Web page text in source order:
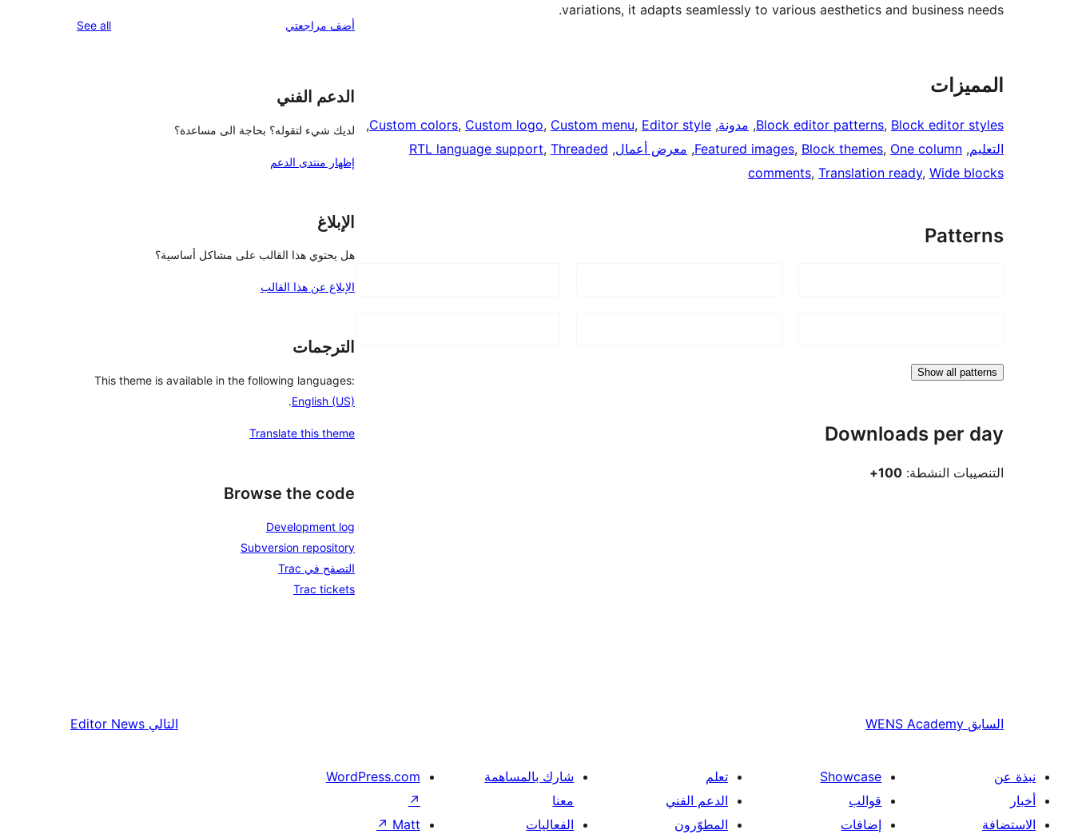
variations, it adapts seamlessly to various aesthetics and business needs.
المميزات
Block editor patterns, Block editor styles
, مدونة,
Custom colors, Custom logo, Custom menu, Editor style
,
التعليم,
Featured images, Block themes, One column
, معرض أعمال,
RTL language support, Threaded
comments, Translation ready, Wide blocks
Patterns
Show all patterns
Downloads per day
التنصيبات النشطة: 100+
أضف مراجعتي See all
الدعم الفني
لديك شيء لتقوله؟ بحاجة الى مساعدة؟
إظهار منتدى الدعم
الإبلاغ
هل يحتوي هذا القالب على مشاكل أساسية؟
الإبلاغ عن هذا القالب
الترجمات
This theme is available in the following languages:
English (US)
.
Translate this theme
Browse the code
Development log
Subversion repository
التصفح في Trac
Trac tickets
السابق WENS Academy التالي Editor News
نبذة عن
أخبار
الاستضافة
Showcase
قوالب
إضافات
تعلم
الدعم الفني
المطوّرون
شارك بالمساهمة
معنا
الفعاليات
WordPress.com
↗
Matt
↗